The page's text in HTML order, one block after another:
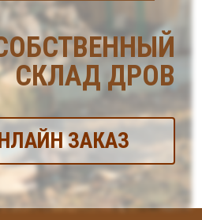
СКЛАД ДРОВ
ЗАКАЗ